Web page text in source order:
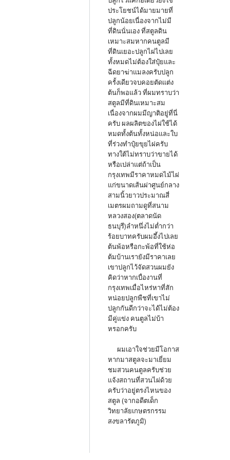
ประโยชน์ได้มายมายที่
ปลูกน้อยเนื่องจากไม่มี
ที่ดินนั่นเอง ที่สตูลดิน
เหมาะสมหากคนตูลมี
ที่ดินเยอะปลูกไผ่ไปเลย
ทั้งหมดไม่ต้องใส่ปุ๋ยและ
ฉีดยาฆ่าแมลงครับปลูก
ครั้งเดียวจบคอยตัดแต่ง
ต้นก็พอแล้ว ที่ผมทราบว่า
สตูลมีที่ดินเหมาะสม
เนื่องจากผมมีญาติอยู่ที่นี่
ครับ ผลผลิตของไผ่ใช้ได้
หมดทั้งต้นทั้งหน่อและใบ
ที่ร่วงทำปุ๋ยขุยไผ่ครับ
ทางใต้ไม่ทราบว่าขายได้
หรือเปล่าแต่ถ้าเป็น
กรุงเทพมีราคาหมดไม้ไผ่
แก่ขนาดเส้นผ่าศูนย์กลาง
สามนิ้วยาวประมาณสี่
เมตรผมถามดูที่สนาม
หลวงสอง(ตลาดนัด
ธนบุรี)ลำหนึ่งไม่ต่ำกว่า
ร้อยบาทครับผมอึ้งไปเลย
ต้นพ้อหรือกะพ้อที่ใช้ห่อ
ต้มบ้านเรายังมีราคาเลย
เขาปลูกไว้จัดสวนผมยัง
คิดว่าหากเบื่องานที่
กรุงเทพเมื่อไหร่หาที่สัก
หน่อยปลูกพืชที่เขาไม่
ปลูกกันดีกว่าจะได้ไม่ต้อง
มีคู่แข่ง คนตูลไม่บ้า
หรอกครับ
ผมเอาใจช่วยมีโอกาส
หากมาสตูลจะมาเยี่ยม
ชมสวนคนตูลครับช่วย
แจ้งสถานที่สวนไผ่ด้วย
ครับว่าอยู่ตรงไหนของ
สตูล (จากอดีตเด็ก
วิทยาลัยเกษตรกรรม
สงขลารัตภูมิ)